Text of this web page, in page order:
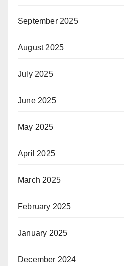
September 2025
August 2025
July 2025
June 2025
May 2025
April 2025
March 2025
February 2025
January 2025
December 2024